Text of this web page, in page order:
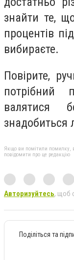
знайти те,
процентів
вибираєте.
Повірите,
потрібний
валятися
знадобиться
Якщо ви помітили помилку,
повідомити про це редакцію
Авторизуйтесь, щоб
Поділіться та